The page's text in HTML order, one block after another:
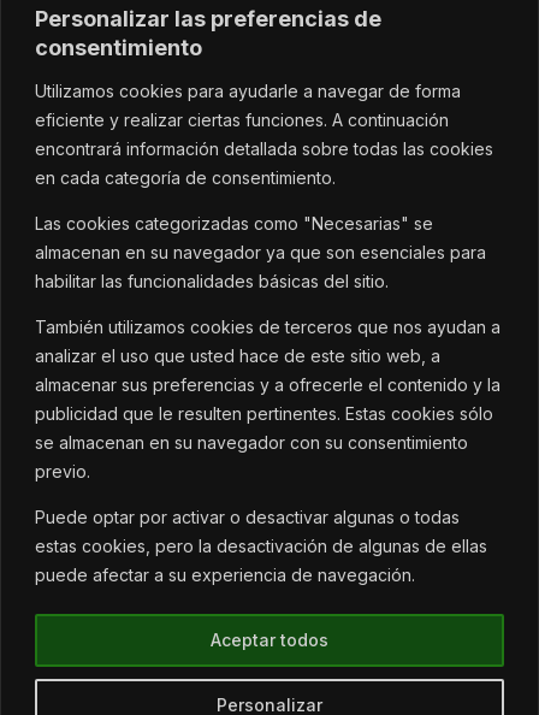
Personalizar las preferencias de
consentimiento
Utilizamos cookies para ayudarle a navegar de forma
eficiente y realizar ciertas funciones. A continuación
encontrará información detallada sobre todas las cookies
en cada categoría de consentimiento.
Las cookies categorizadas como "Necesarias" se
almacenan en su navegador ya que son esenciales para
habilitar las funcionalidades básicas del sitio.
También utilizamos cookies de terceros que nos ayudan a
analizar el uso que usted hace de este sitio web, a
almacenar sus preferencias y a ofrecerle el contenido y la
publicidad que le resulten pertinentes. Estas cookies sólo
se almacenan en su navegador con su consentimiento
previo.
Puede optar por activar o desactivar algunas o todas
estas cookies, pero la desactivación de algunas de ellas
puede afectar a su experiencia de navegación.
Personalizar
Aceptar todos
Diario de Andalucía